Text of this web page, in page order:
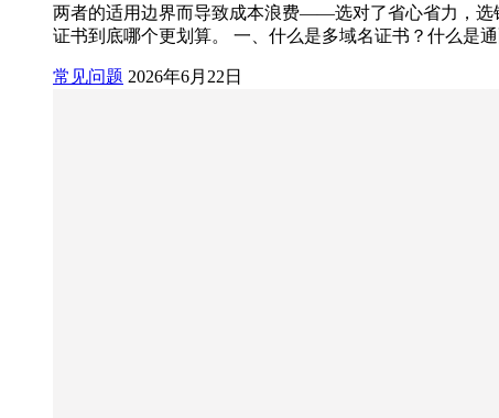
两者的适用边界而导致成本浪费——选对了省心省力，选
证书到底哪个更划算。 一、什么是多域名证书？什么是
常见问题 2026年6月22日